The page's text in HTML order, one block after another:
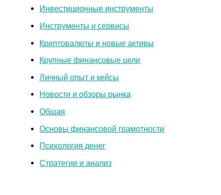
Инвестиционные инструменты
Инструменты и сервисы
Криптовалюты и новые активы
Крупные финансовые цели
Личный опыт и кейсы
Новости и обзоры рынка
Общая
Основы финансовой грамотности
Психология денег
Стратегии и анализ